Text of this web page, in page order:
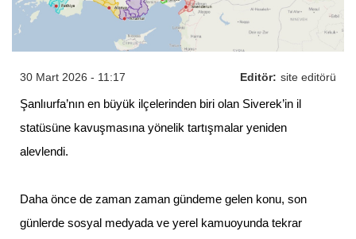
Editör: site editörü
30 Mart 2026 - 11:17
Şanlıurfa’nın en büyük ilçelerinden biri olan Siverek’in il
statüsüne kavuşmasına yönelik tartışmalar yeniden
alevlendi.
Daha önce de zaman zaman gündeme gelen konu, son
günlerde sosyal medyada ve yerel kamuoyunda tekrar